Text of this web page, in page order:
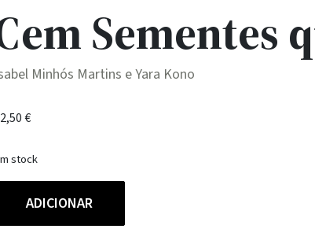
Sementes
Minhós Martins e Yara Kono
€
stock
ADICIONAR